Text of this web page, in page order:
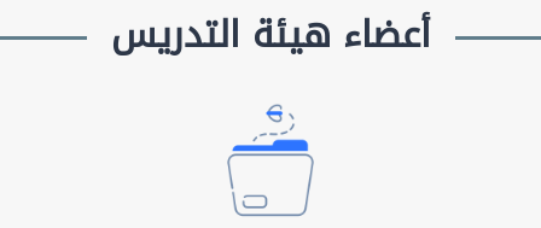
أعضاء هيئة التدريس